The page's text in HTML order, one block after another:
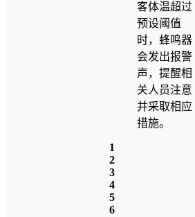
客体温超过
预设阈值
时，蜂鸣器
会发出报警
声，提醒相
关人员注意
并采取相应
措施。
1
2
3
4
5
6